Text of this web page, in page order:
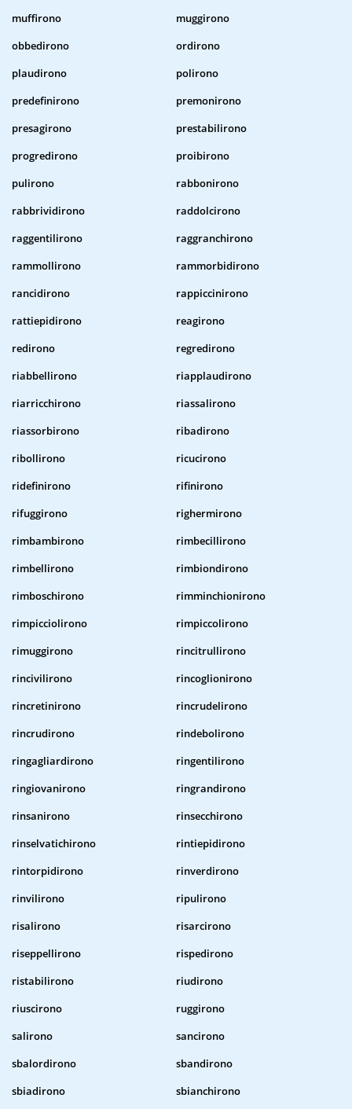
muffirono
muggirono
obbedirono
ordirono
plaudirono
polirono
predefinirono
premonirono
presagirono
prestabilirono
progredirono
proibirono
pulirono
rabbonirono
rabbrividirono
raddolcirono
raggentilirono
raggranchirono
rammollirono
rammorbidirono
rancidirono
rappiccinirono
rattiepidirono
reagirono
redirono
regredirono
riabbellirono
riapplaudirono
riarricchirono
riassalirono
riassorbirono
ribadirono
ribollirono
ricucirono
ridefinirono
rifinirono
rifuggirono
righermirono
rimbambirono
rimbecillirono
rimbellirono
rimbiondirono
rimboschirono
rimminchionirono
rimpicciolirono
rimpiccolirono
rimuggirono
rincitrullirono
rincivilirono
rincoglionirono
rincretinirono
rincrudelirono
rincrudirono
rindebolirono
ringagliardirono
ringentilirono
ringiovanirono
ringrandirono
rinsanirono
rinsecchirono
rinselvatichirono
rintiepidirono
rintorpidirono
rinverdirono
rinvilirono
ripulirono
risalirono
risarcirono
riseppellirono
rispedirono
ristabilirono
riudirono
riuscirono
ruggirono
salirono
sancirono
sbalordirono
sbandirono
sbiadirono
sbianchirono